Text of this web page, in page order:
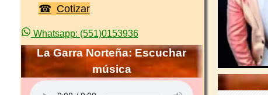
Cotizar
Whatsapp: (551)0153936
La Garra Norteña: Escuchar
música